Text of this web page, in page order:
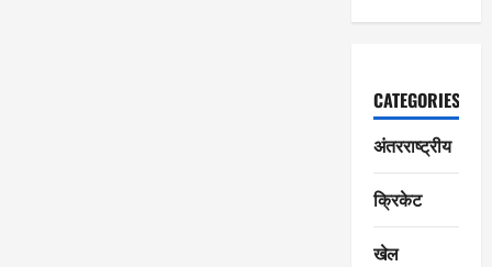
CATEGORIES
अंतरराष्ट्रीय
क्रिकेट
खेल